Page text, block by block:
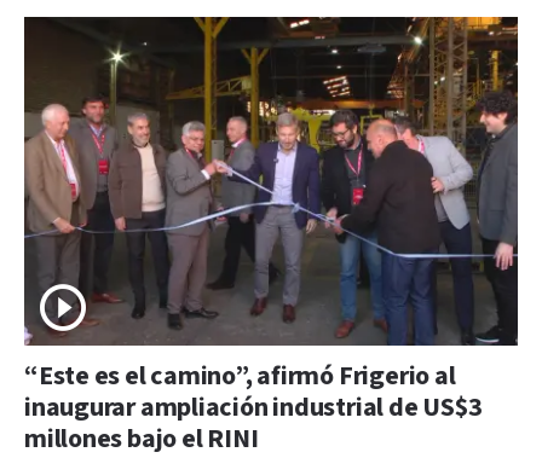
“Este es el camino”, afirmó Frigerio al
inaugurar ampliación industrial de US$3
millones bajo el RINI